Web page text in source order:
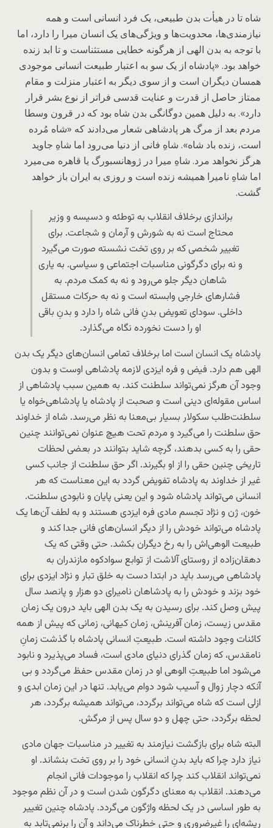
شاه تا در هیأت بدن طبیعی، یک فرد انسانی است و همه
نیازمندی‌ها، محدویت‌ها و ویژگی‌های یک انسان میرا را‌ دارد، اما
با توجه به بدن الهی از هرگونه خطایی مستثناست و تا ابد زنده
خواهد بود. «پادشاه از یک‌ سو به اعتبار طبیعت انسانی موجودی
همسان دیگران است و از سوی دیگر به اعتبار منزلت و مقام
ممتاز حاصل از قدرت و عنایت قدسی فراتر از نوع بشر قرار
دارد». به دلیل همین دوگانگی بدن شاه بود که در قرون وسطا
مردم بعد از مرگ هر پادشاهی شعار می‌دادند که «شاه مُرده
است، زنده باد شاه». شاهِ فانی از دنیا می‌رود اما شاهِ جاوید
هرگز نخواهد مرد. شاهِ میرا در ژوهانسبورگ یا قاهره می‌میرد
اما شاهِ نامیرا همیشه زنده است و روزی به ایران باز خواهد
گشت.
براندازی برخلاف انقلاب به توطئه و دسیسه و وزیر
محتاج است نه به شورش و آرمان و شجاعت. برای
تغییر شخصی که بر روی تخت نشسته صورت می‌گیرد
و نه برای دگرگونی مناسبات اجتماعی و سیاسی. به یاری
شاهان دیگر جلو می‌رود و نه به کمک مردم. به
فشارهای خارجی وابسته است و نه به حرکات مستقل
داخلی. سودای تعویض بدنِ فانی شاه را دارد و بدنِ باقی
او را دست نخورده نگاه می‌گذارد.
پادشاه یک انسان است اما برخلاف تمامی انسان‌های دیگر یک بدن
الهی هم دارد. فیض و فره ایزدی لازمه پادشاهی اوست و بدون
وجود آن هرگز نمی‌تواند سلطنت کند. به همین سبب پادشاهی از
اساس مقوله‌ای دینی است و صحبت از پادشاه یا پادشاهی‌‌خواه یا
سلطنت‌طلب سکولار بسیار بی‌معنا به نظر می‌رسد. شاه از خداوند
حق سلطنت را می‌گیرد و مردم تحت هیچ عنوان نمی‌توانند چنین
حقی را به کسی بدهند، گرچه شاید بتوانند در بعضی لحظات
تاریخی چنین حقی را از او بگیرند. اگر حق سلطنت از جانب کسی
غیر از خداوند به پادشاه تفویض گردد به این معناست که هر
انسانی می‌تواند پادشاه شود و این یعنی پایان و نابودی سلطنت.
خون، ژن و نژاد تجسم مادی فره ایزدی هستند و به لطف آن‌ها یک
پادشاه می‌تواند خودش را از دیگر انسان‌های فانی جدا کند و
طبیعت الوهی‌اش را به رخ دیگران بکشد. حتی وقتی که یک
دهقان‌زاده از روستای آلاشت از توابع سوادکوه مازندران به
پادشاهی می‌رسد باید در ابتدا دست به خلق تبار و نژاد ایزدی برای
خود بزند و خودش را به پادشاهان نامیرای دو هزار و پانصد سال
پیش وصل کند. برای رسیدن به یک بدن الهی باید درون یک زمان
مقدس زیست، زمان آفرینش، زمان کیهانی، زمانی که پیش از همه
کائنات وجود داشته است. طبیعتِ انسانی پادشاه با گذشت زمانِ
نامقدس، که زمان گذرای دنیای مادی است، فساد می‌پذیرد و نابود
می‌شود اما طبیعتِ الوهی او در زمان مقدس حفظ می‌گردد و بی
آنکه دچار زوال و آسیب شود دوام می‌یابد. تنها در این زمان ابدی و
ازلی است که شاه می‌تواند برگردد، می‌تواند همیشه برگردد، هر
لحظه برگردد، حتی چهل و دو سال پس از مرگش.
البته شاه برای بازگشت نیازمند به تغییر در مناسبات جهان مادی
نیاز دارد چرا که باید بدنِ انسانی خود را بر روی تخت بنشاند. او
نمی‌تواند انقلاب کند چرا که انقلاب را موجودات فانی انجام
می‌دهند. انقلاب به معنای دگرگون شدن است و در آن نظم موجود
به طور اساسی در یک لحظه واژگون می‌گردد. پادشاه چنین تغییر
ریشه‌ای را غیرضروری و حتی خطرناک می‌داند و آن را برنمی‌تابد به